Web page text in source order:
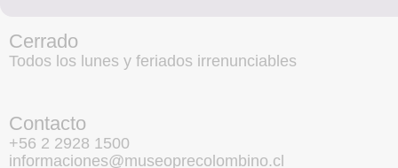
Cerrado
Todos los lunes y feriados irrenunciables
Contacto
+56 2 2928 1500
informaciones@museoprecolombino.cl